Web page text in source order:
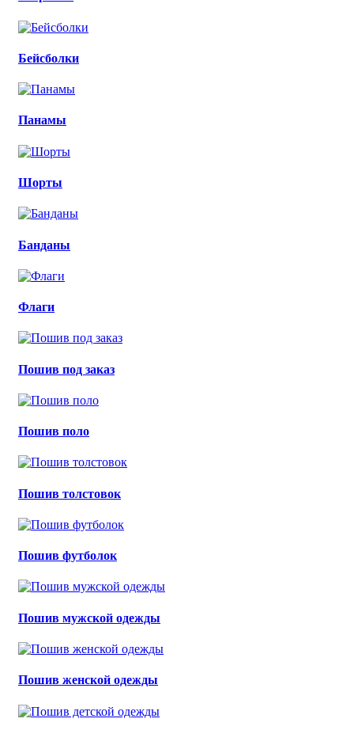
Бейсболки
Панамы
Шорты
Банданы
Флаги
Пошив под заказ
Пошив поло
Пошив толстовок
Пошив футболок
Пошив мужской одежды
Пошив женской одежды